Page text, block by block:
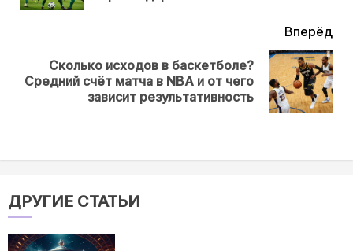
Вперёд
Next
Сколько исходов в баскетболе?
Средний счёт матча в NBA и от чего
зависит результативность
ДРУГИЕ СТАТЬИ